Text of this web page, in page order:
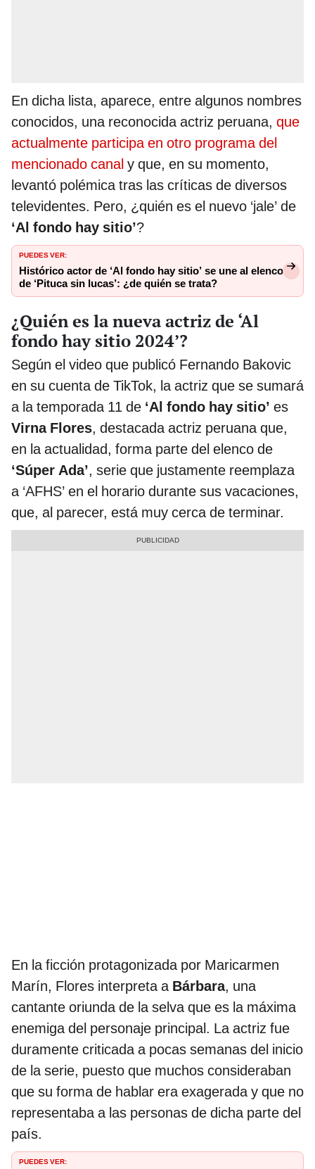
En dicha lista, aparece, entre algunos nombres
conocidos, una reconocida actriz peruana, que
actualmente participa en otro programa del
mencionado canal y que, en su momento,
levantó polémica tras las críticas de diversos
televidentes. Pero, ¿quién es el nuevo ‘jale’ de
‘Al fondo hay sitio’?
PUEDES VER:
Histórico actor de ‘Al fondo hay sitio’ se une al elenco
de ‘Pituca sin lucas’: ¿de quién se trata?
¿Quién es la nueva actriz de ‘Al
fondo hay sitio 2024’?
Según el video que publicó Fernando Bakovic
en su cuenta de TikTok, la actriz que se sumará
a la temporada 11 de ‘Al fondo hay sitio’ es
Virna Flores, destacada actriz peruana que,
en la actualidad, forma parte del elenco de
‘Súper Ada’, serie que justamente reemplaza
a ‘AFHS’ en el horario durante sus vacaciones,
que, al parecer, está muy cerca de terminar.
En la ficción protagonizada por Maricarmen
Marín, Flores interpreta a Bárbara, una
cantante oriunda de la selva que es la máxima
enemiga del personaje principal. La actriz fue
duramente criticada a pocas semanas del inicio
de la serie, puesto que muchos consideraban
que su forma de hablar era exagerada y que no
representaba a las personas de dicha parte del
país.
PUEDES VER: